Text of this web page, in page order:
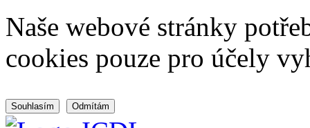
Naše webové stránky
cookies pouze pro účely
Souhlasím Odmítám